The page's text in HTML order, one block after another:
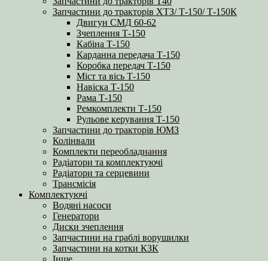
Запчастини до тракторів ХТЗ/ Т-150/ Т-150К
Двигун СМД 60-62
Зчеплення Т-150
Кабіна Т-150
Карданна передача Т-150
Коробка передач Т-150
Міст та вісь Т-150
Навіска Т-150
Рама Т-150
Ремкомплекти Т-150
Рульове керування Т-150
Запчастини до тракторів ЮМЗ
Колінвали
Комплекти переобладнання
Радіатори та комплектуючі
Радіатори та серцевини
Трансмісія
Комплектуючі
Водяні насоси
Генератори
Диски зчеплення
Запчастини на граблі ворушилки
Запчастини на котки КЗК